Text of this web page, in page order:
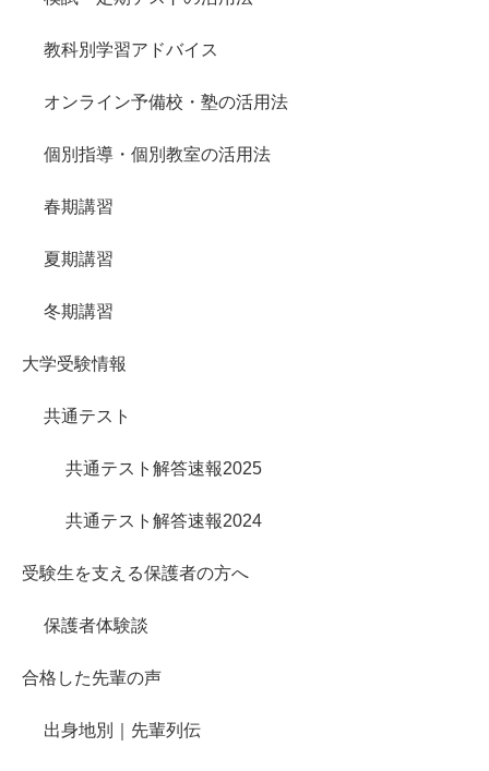
教科別学習アドバイス
オンライン予備校・塾の活用法
個別指導・個別教室の活用法
春期講習
夏期講習
冬期講習
大学受験情報
共通テスト
共通テスト解答速報2025
共通テスト解答速報2024
受験生を支える保護者の方へ
保護者体験談
合格した先輩の声
出身地別｜先輩列伝